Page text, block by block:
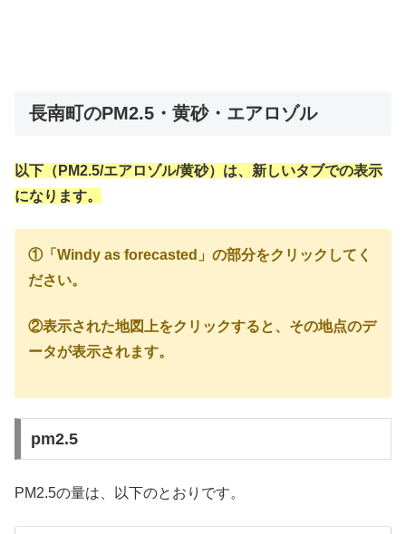
長南町のPM2.5・黄砂・エアロゾル
以下（PM2.5/エアロゾル/黄砂）は、新しいタブでの表示
になります。
①「Windy as forecasted」の部分をクリックしてく
ださい。
②表示された地図上をクリックすると、その地点のデ
ータが表示されます。
pm2.5
PM2.5の量は、以下のとおりです。